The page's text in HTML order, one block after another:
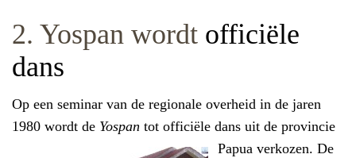
2. Yospan wordt officiële
dans
Op een seminar van de regionale overheid in de jaren
1980 wordt de Yospan tot officiële dans uit de provincie
Papua verkozen. De